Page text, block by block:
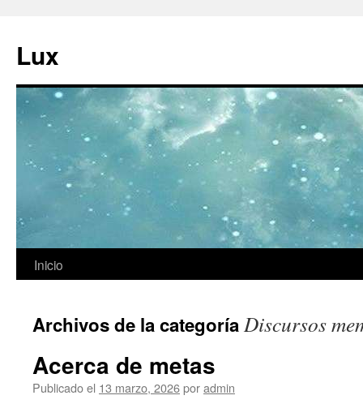
contenido
Lux
Inicio
Archivos de la categoríaDiscursos
Acerca de metas
Publicado el 13 marzo, 2026poradmin